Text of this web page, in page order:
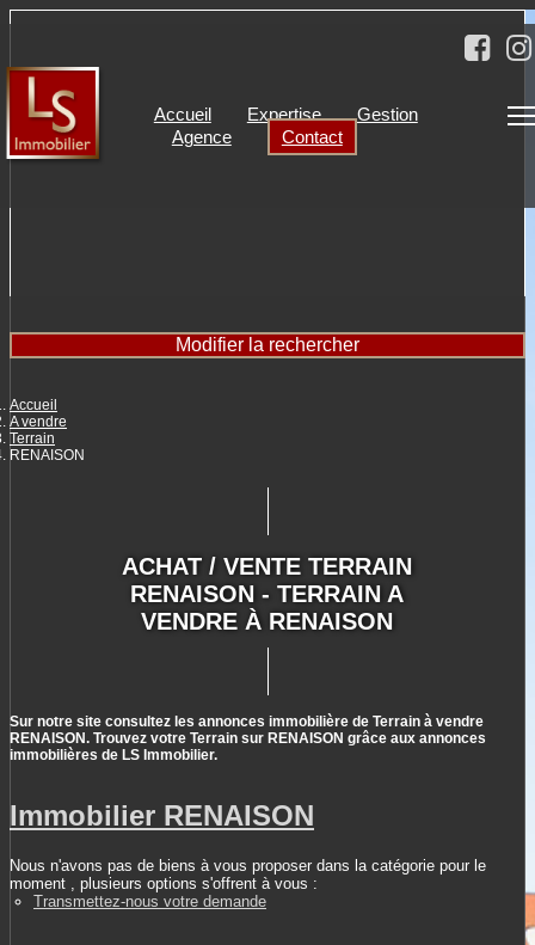
Accueil Expertise
Gestion
Agence
Contact
Modifier la rechercher
Accueil
A vendre
Terrain
RENAISON
ACHAT / VENTE TERRAIN
RENAISON - TERRAIN A
VENDRE À RENAISON
Sur notre site consultez les annonces immobilière de Terrain à vendre
RENAISON. Trouvez votre Terrain sur RENAISON grâce aux annonces
immobilières de LS Immobilier.
Immobilier RENAISON
Nous n'avons pas de biens à vous proposer dans la catégorie pour le
moment , plusieurs options s'offrent à vous :
Transmettez-nous votre demande